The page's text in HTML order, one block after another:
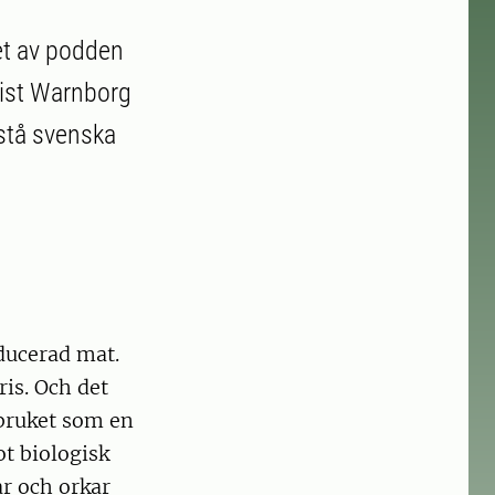
av podden
Warnborg
svenska
mat.
Och det
som en
biologisk
och orkar